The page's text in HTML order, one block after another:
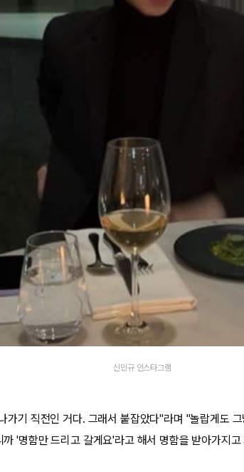
신민규 인스타그램
가기 직전인 거다. 그래서 붙잡았다"라며 "놀랍게도
'명함만 드리고 갈게요'라고 해서 명함을 받아가지